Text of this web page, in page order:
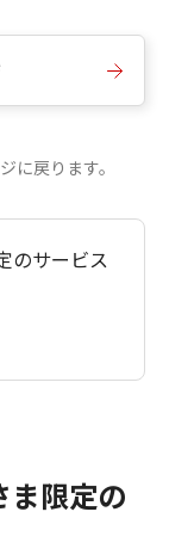
に戻ります。
のサービス
ま限定の